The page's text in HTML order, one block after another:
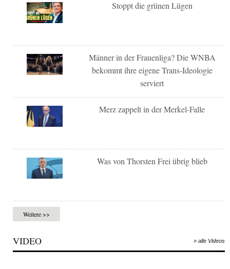
Stoppt die grünen Lügen
Männer in der Frauenliga? Die WNBA
bekommt ihre eigene Trans-Ideologie
serviert
Merz zappelt in der Merkel-Falle
Was von Thorsten Frei übrig blieb
Weitere >>
VIDEO » alle Videos